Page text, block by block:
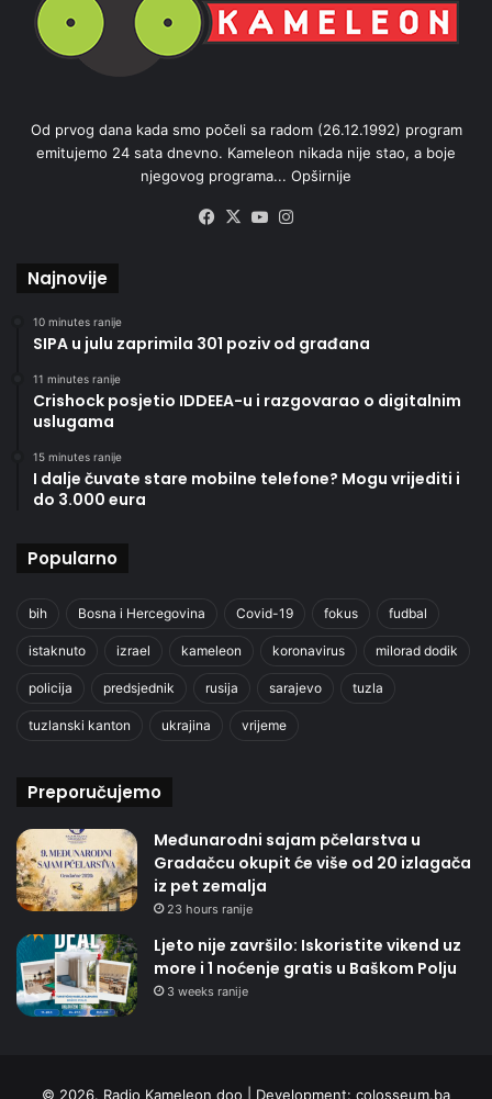
Od prvog dana kada smo počeli sa radom (26.12.1992) program
emitujemo 24 sata dnevno. Kameleon nikada nije stao, a boje
njegovog programa... Opširnije
Facebook
X YouTube
Najnovije
10 minutes ranije
SIPA u julu zaprimila 301 poziv od građana
11 minutes ranije
Crishock posjetio IDDEEA-u i razgovarao o digitalnim
uslugama
15 minutes ranije
I dalje čuvate stare mobilne telefone? Mogu vrijediti i
do 3.000 eura
Popularno
bih Bosna i Hercegovina Covid-19 fokus fudbal
istaknuto izrael kameleon koronavirus milorad dodik
policija predsjednik rusija sarajevo tuzla
tuzlanski kanton ukrajina vrijeme
Preporučujemo
Međunarodni sajam pčelarstva u
Gradačcu okupit će više od 20 izlagača
iz pet zemalja
23 hours ranije
Ljeto nije završilo: Iskoristite vikend uz
more i 1 noćenje gratis u Baškom Polju
3 weeks ranije
© 2026. Radio Kameleon doo | Development: colosseum.ba